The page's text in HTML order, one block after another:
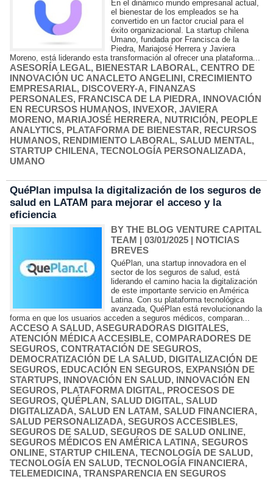
En el dinámico mundo empresarial actual,
el bienestar de los empleados se ha
convertido en un factor crucial para el
éxito organizacional. La startup chilena
Umano, fundada por Francisca de la
Piedra, Mariajosé Herrera y Javiera
Moreno, está liderando esta transformación al ofrecer una plataforma...
ASESORÍA LEGAL, BIENESTAR LABORAL, CENTRO DE
INNOVACIÓN UC ANACLETO ANGELINI, CRECIMIENTO
EMPRESARIAL, DISCOVERY-A, FINANZAS
PERSONALES, FRANCISCA DE LA PIEDRA, INNOVACIÓN
EN RECURSOS HUMANOS, INVEXOR, JAVIERA
MORENO, MARIAJOSÉ HERRERA, NUTRICIÓN, PEOPLE
ANALYTICS, PLATAFORMA DE BIENESTAR, RECURSOS
HUMANOS, RENDIMIENTO LABORAL, SALUD MENTAL,
STARTUP CHILENA, TECNOLOGÍA PERSONALIZADA,
UMANO
QuéPlan impulsa la digitalización de los seguros de
salud en LATAM para mejorar el acceso y la
eficiencia
BY THE BLOG VENTURE CAPITAL
TEAM | 03/01/2025 | NOTICIAS
BREVES
QuéPlan, una startup innovadora en el
sector de los seguros de salud, está
liderando el camino hacia la digitalización
de este importante servicio en América
Latina. Con su plataforma tecnológica
avanzada, QuéPlan está revolucionando la
forma en que los usuarios acceden a seguros médicos, comparan...
ACCESO A SALUD, ASEGURADORAS DIGITALES,
ATENCIÓN MÉDICA ACCESIBLE, COMPARADORES DE
SEGUROS, CONTRATACIÓN DE SEGUROS,
DEMOCRATIZACIÓN DE LA SALUD, DIGITALIZACIÓN DE
SEGUROS, EDUCACIÓN EN SEGUROS, EXPANSIÓN DE
STARTUPS, INNOVACIÓN EN SALUD, INNOVACIÓN EN
SEGUROS, PLATAFORMA DIGITAL, PROCESOS DE
SEGUROS, QUÉPLAN, SALUD DIGITAL, SALUD
DIGITALIZADA, SALUD EN LATAM, SALUD FINANCIERA,
SALUD PERSONALIZADA, SEGUROS ACCESIBLES,
SEGUROS DE SALUD, SEGUROS DE SALUD ONLINE,
SEGUROS MÉDICOS EN AMÉRICA LATINA, SEGUROS
ONLINE, STARTUP CHILENA, TECNOLOGÍA DE SALUD,
TECNOLOGÍA EN SALUD, TECNOLOGÍA FINANCIERA,
TELEMEDICINA, TRANSPARENCIA EN SEGUROS